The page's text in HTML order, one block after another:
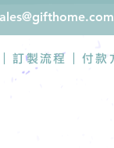
|訂製流程 付款